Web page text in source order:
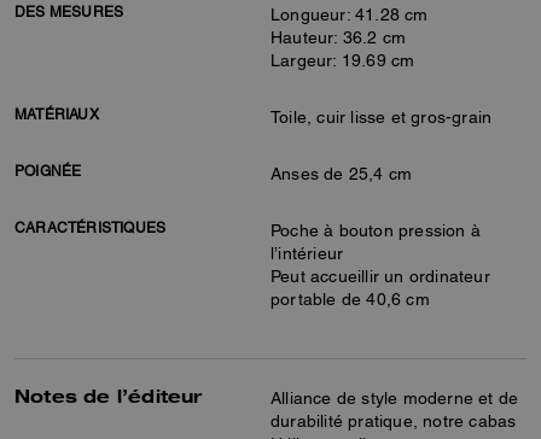
DES MESURES
Longueur: 41.28 cm
Hauteur: 36.2 cm
Largeur: 19.69 cm
MATÉRIAUX Toile, cuir lisse et gros-grain
POIGNÉE Anses de 25,4 cm
CARACTÉRISTIQUES
Poche à bouton pression à
l’intérieur
Peut accueillir un ordinateur
portable de 40,6 cm
Notes de l’éditeur
Alliance de style moderne et de
durabilité pratique, notre cabas